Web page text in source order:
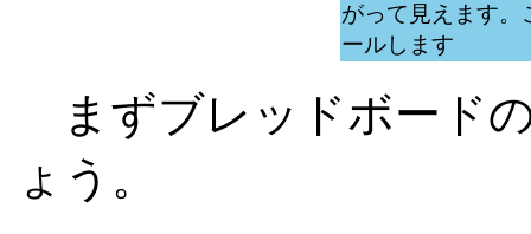
がって見えます。
ールします
まずブレッドボード
ょう。